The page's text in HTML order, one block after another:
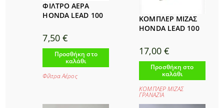
ΦΙΛΤΡΟ ΑΕΡΑ
HONDA LEAD 100
7,50 €
Προσθήκη στο
καλάθι
Φίλτρα Αέρος
ΚΟΜΠΛΕΡ ΜΙΖΑΣ
HONDA LEAD 100
17,00 €
Προσθήκη στο
καλάθι
ΚΟΜΠΛΕΡ ΜΙΖΑΣ
ΓΡΑΝΑΖΙΑ